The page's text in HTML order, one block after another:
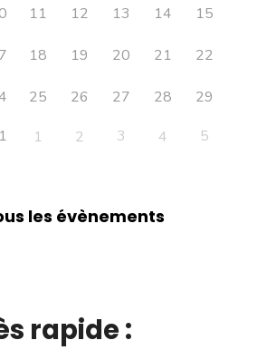
11 12 13 14 15
18 19 20 21 22
25 26 27 28
29
1 2 3 4 5
les évènements
rapide :